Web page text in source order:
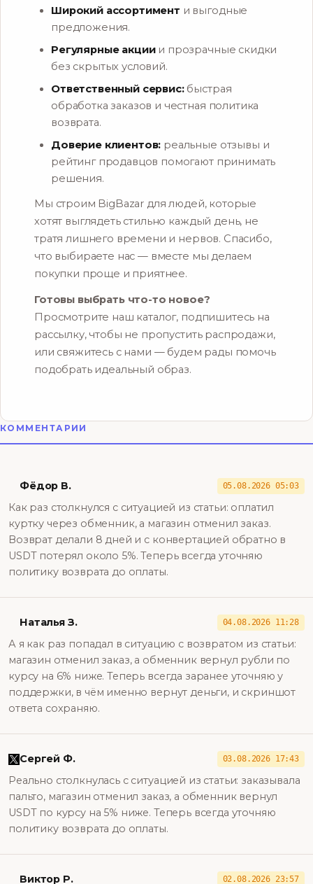
Широкий ассортимент и выгодные
предложения.
Регулярные акциии прозрачные скидки
без скрытых условий.
Ответственный сервис:быстрая
обработка заказов и честная политика
возврата.
Доверие клиентов: реальные отзывы и
рейтинг продавцов помогают принимать
решения.
Мы строим BigBazar для людей, которые
хотят выглядеть стильно каждый день, не
тратя лишнего времени и нервов. Спасибо,
что выбираете нас — вместе мы делаем
покупки проще и приятнее.
Готовы выбрать что-то новое?
Просмотрите наш каталог, подпишитесь на
рассылку, чтобы не пропустить распродажи,
или свяжитесь с нами — будем рады помочь
подобрать идеальный образ.
КОММЕНТАРИИ
Фёдор В. 05.08.2026 05:03
Как раз столкнулся с ситуацией из статьи: оплатил
куртку через обменник, а магазин отменил заказ.
Возврат делали 8 дней и с конвертацией обратно в
USDT потерял около 5%. Теперь всегда уточняю
политику возврата до оплаты.
Наталья З. 04.08.2026 11:28
А я как раз попадал в ситуацию с возвратом из статьи:
магазин отменил заказ, а обменник вернул рубли по
курсу на 6% ниже. Теперь всегда заранее уточняю у
поддержки, в чём именно вернут деньги, и скриншот
ответа сохраняю.
Сергей Ф. 03.08.2026 17:43
Реально столкнулась с ситуацией из статьи: заказывала
пальто, магазин отменил заказ, а обменник вернул
USDT по курсу на 5% ниже. Теперь всегда уточняю
политику возврата до оплаты.
Виктор Р. 02.08.2026 23:57